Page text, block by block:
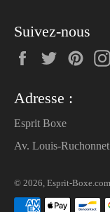
Suivez-nous
FacebookTwitter
Adresse :
Esprit Boxe
Av. Louis-
© 2026, Esprit-Boxe.com
Payment